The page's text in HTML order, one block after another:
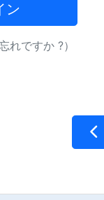
ン
れですか ?）